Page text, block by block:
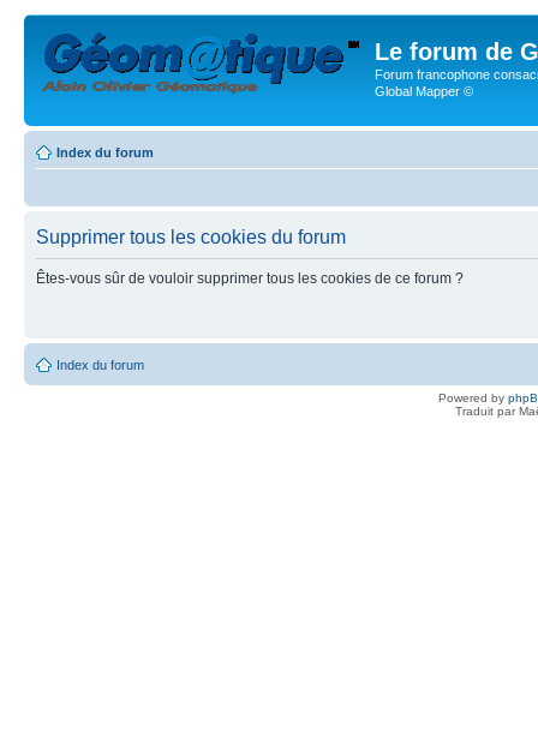
Le forum de
Forum francophone
Global Mapper ©
Index du forum
Supprimer tous les cookies du forum
Êtes-vous sûr de vouloir supprimer tous les cookies de ce forum ?
Index du forum
Powered by
Traduit par